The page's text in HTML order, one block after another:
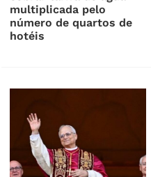
multiplicada pelo
número de quartos de
hotéis